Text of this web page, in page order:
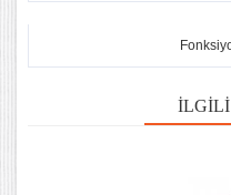
İLGILI